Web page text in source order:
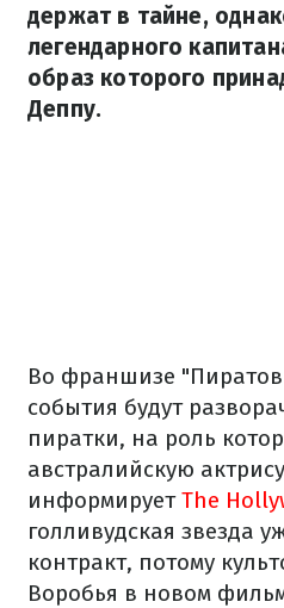
держат в тайне,
легендарного
образ которого
Деппу.
Во франшизе "Пиратов
события будут
пиратки, на роль
австралийскую
информируетThe
голливудская звезда
контракт, потому
Воробья в новом